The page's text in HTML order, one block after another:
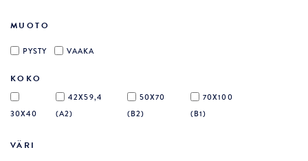
MUOTO
PYSTY VAAKA
KOKO
30X40
42X59,4
(A2)
50X70
(B2)
70X100
(B1)
VÄRI